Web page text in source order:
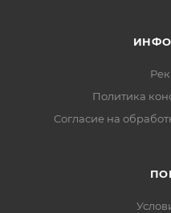
Политика
Cогласие на